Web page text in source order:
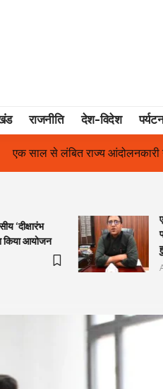
राजनीति देश-विदेश
बिष्ट के परिचय पत्र में नाम व पता
‘दीक्षारंभ
किया आयोजन